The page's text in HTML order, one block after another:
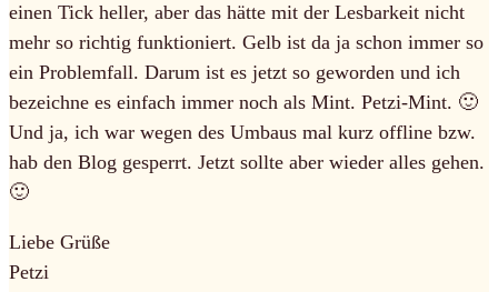
einen Tick heller, aber das hätte mit der Lesbarkeit nicht
mehr so richtig funktioniert. Gelb ist da ja schon immer so
ein Problemfall. Darum ist es jetzt so geworden und ich
bezeichne es einfach immer noch als Mint. Petzi-Mint. 🙂
Und ja, ich war wegen des Umbaus mal kurz offline bzw.
hab den Blog gesperrt. Jetzt sollte aber wieder alles gehen.
🙂
Liebe Grüße
Petzi